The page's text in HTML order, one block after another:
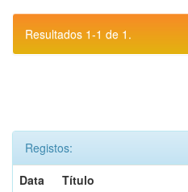
Resultados 1-1 de 1.
Registos:
Data
Título